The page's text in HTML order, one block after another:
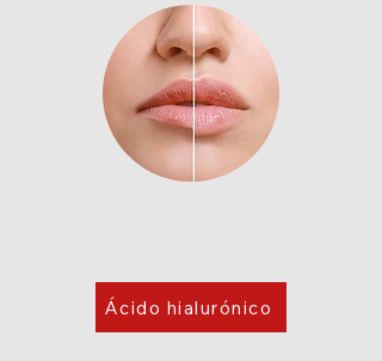
Ácido hialurónico